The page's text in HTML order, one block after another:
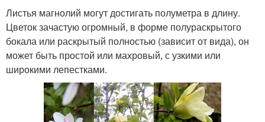
Листья магнолий могут достигать полуметра в длину.
Цветок зачастую огромный, в форме полураскрытого
бокала или раскрытый полностью (зависит от вида), он
может быть простой или махровый, с узкими или
широкими лепестками.